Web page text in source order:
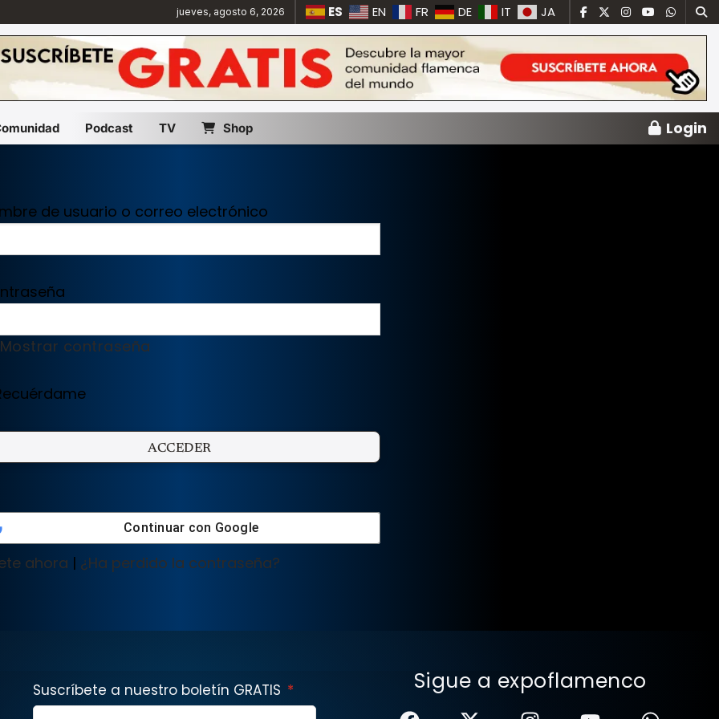
jueves, agosto 6, 2026 ES EN FR DE IT JA
Podcast TV Shop Login
de usuario o correo electrónico
Mostrar contraseña
Continuar con Google
ahora | ¿Ha perdido la contraseña?
Suscríbete a nuestro boletín GRATIS Sigue a expoflamenco